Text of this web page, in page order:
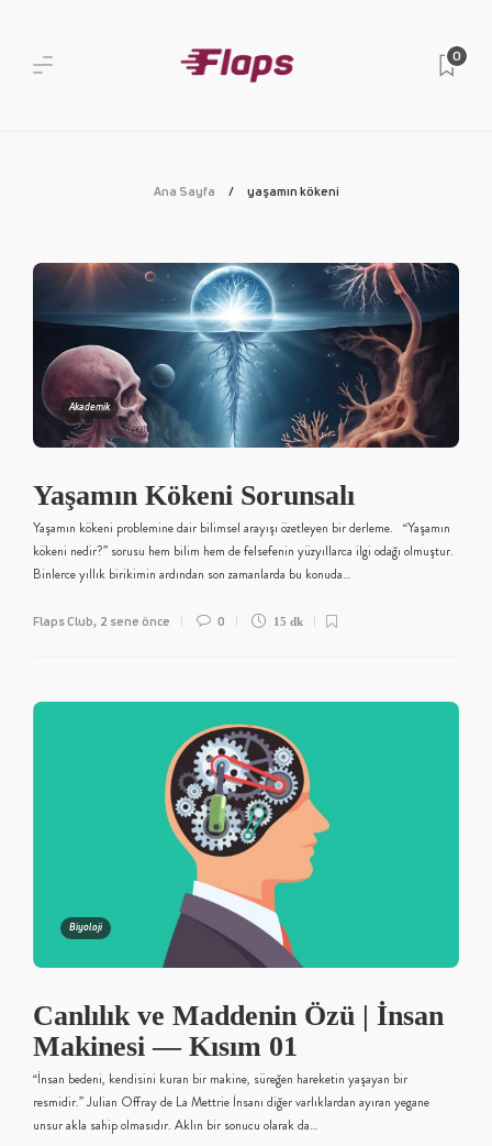
0
Ana Sayfa yaşamın kökeni
Akademik
Yaşamın Kökeni Sorunsalı
Yaşamın kökeni problemine dair bilimsel arayışı özetleyen bir derleme. “Yaşamın
kökeni nedir?” sorusu hem bilim hem de felsefenin yüzyıllarca ilgi odağı olmuştur.
Binlerce yıllık birikimin ardından son zamanlarda bu konuda…
Flaps Club, 2 sene önce 0 15 dk
Biyoloji
Canlılık ve Maddenin Özü | İnsan
Makinesi — Kısım 01
“İnsan bedeni, kendisini kuran bir makine, süreğen hareketin yaşayan bir
resmidir.” Julian Offray de La Mettrie İnsanı diğer varlıklardan ayıran yegane
unsur akla sahip olmasıdır. Aklın bir sonucu olarak da…